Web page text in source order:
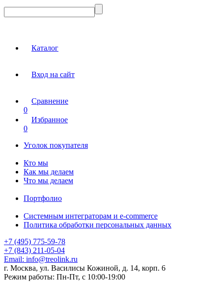
Каталог
Вход на сайт
Сравнение
0
Избранное
0
Уголок покупателя
Кто мы
Как мы делаем
Что мы делаем
Портфолио
Системным интеграторам и e-commerce
Политика обработки персональных данных
+7 (495) 775-59-78
+7 (843) 211-05-04
Email: info@treolink.ru
г. Москва, ул. Василисы Кожиной, д. 14, корп. 6
Режим работы: Пн-Пт, с 10:00-19:00